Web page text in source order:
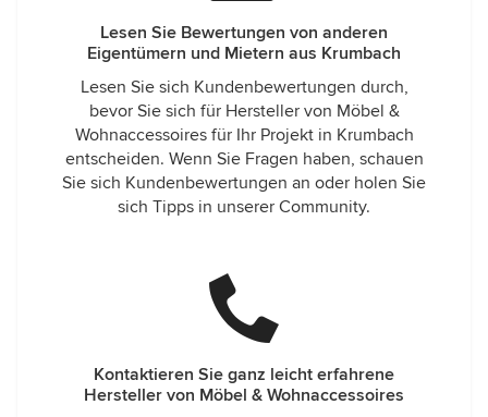
Lesen Sie Bewertungen von anderen
Eigentümern und Mietern aus Krumbach
Lesen Sie sich Kundenbewertungen durch,
bevor Sie sich für Hersteller von Möbel &
Wohnaccessoires für Ihr Projekt in Krumbach
entscheiden. Wenn Sie Fragen haben, schauen
Sie sich Kundenbewertungen an oder holen Sie
sich Tipps in unserer Community.
Kontaktieren Sie ganz leicht erfahrene
Hersteller von Möbel & Wohnaccessoires